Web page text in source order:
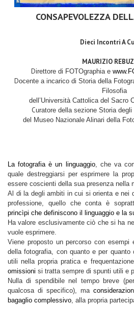
CONSAPEVOLEZZA
Dieci Incontri A
MAURIZIO
Direttore di FOTOgraphia e
Docente a incarico di Storia della
Filosofia
dell’Università Cattolica del Sacro
Curatore della sezione Storia
del Museo Nazionale Alinari della
La fotografia è un linguaggio, che va
quale destreggiarsi per esprimere la
essere coscienti della sua presenza nella
Al di la degli ambiti in cui si orienta e nei
professione, quello che conta è
princìpi che definiscono il linguaggio e la
Ha valore esclusivamente ciò che si ha
vuole esprimere.
Viene proposto un percorso con esempi
della fotografia, con quanto e per quanto
utili nella propria pratica e
omissioni si tratta sempre di spunti utili e
Nulla di spendibile nel tempo breve
qualcosa di specifico), ma
bagaglio complessivo, alla propria